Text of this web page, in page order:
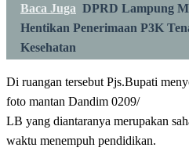
Baca Juga DPRD Lampung
Hentikan Penerimaan P3K
Kesehatan
Di ruangan tersebut Pjs.Bupati
foto mantan Dandim 0209/
LB yang diantaranya merupakan
waktu menempuh pendidikan.